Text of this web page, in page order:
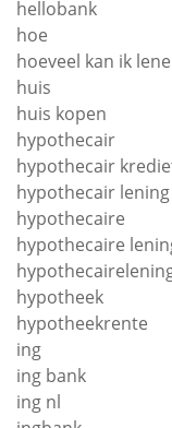
hellobank
hoe
hoeveel kan ik
huis
huis kopen
hypothecair
hypothecair
hypothecair lening
hypothecaire
hypothecaire
hypotheek
hypotheekrente
ing
ing bank
ing nl